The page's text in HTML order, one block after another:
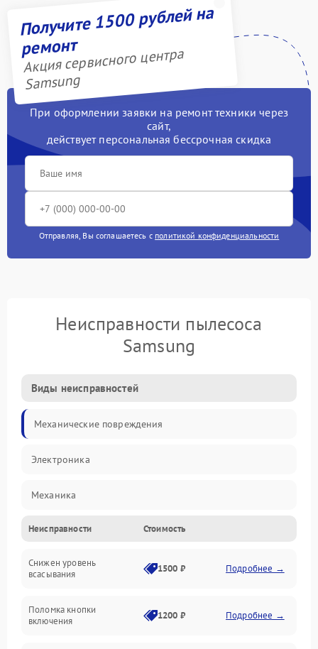
Получите 1500 рублей на
ремонт
Акция сервисного центра
Samsung
При оформлении заявки на ремонт техники через
сайт,
действует персональная бессрочная скидка
Отправляя, Вы соглашаетесь с политикой конфиденциальности
Неисправности пылесоса
Samsung
Виды неисправностей
Механические повреждения
Электроника
Механика
Электропитание
Всасывание
Неисправности Стоимость
Снижен уровень
всасывания
1500 ₽ Подробнее →
Поломка кнопки
включения
1200 ₽ Подробнее →